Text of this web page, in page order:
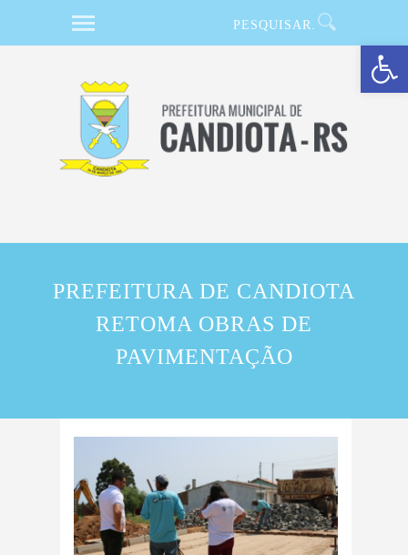
Barra de Ferramentas Aberta
PREFEITURA DE CANDIOTA
RETOMA OBRAS DE
PAVIMENTAÇÃO